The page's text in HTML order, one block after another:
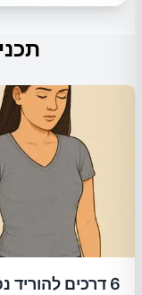
6 דרכים להוריד נפיחות בבטן תוך 24 שעות